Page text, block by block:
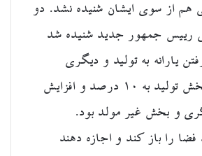
هم از سوی ایشان شنیده نشد. دو
رییس جمهور جدید شنیده شد
یارانه به تولید و دیگری
کاهش مالیات بخش تولید به ۱۰ درصد و افزایش
و بخش غیر مولد بود.
فضا را باز کند و اجازه دهند